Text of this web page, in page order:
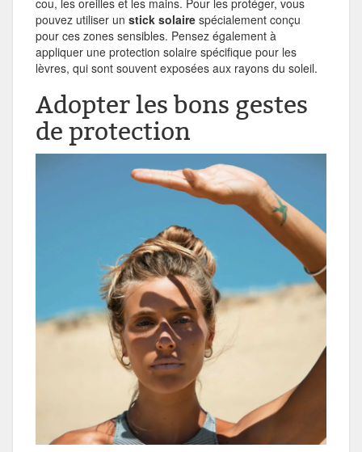
cou, les oreilles et les mains. Pour les protéger, vous
pouvez utiliser un stick solaire spécialement conçu
pour ces zones sensibles. Pensez également à
appliquer une protection solaire spécifique pour les
lèvres, qui sont souvent exposées aux rayons du soleil.
Adopter les bons gestes
de protection